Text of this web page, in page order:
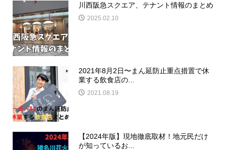
川西阪急スクエア、テナント情報のまとめ
2025.02.10
2021年8月2日〜まん延防止重点措置で休
業する飲食店の...
2021.08.19
【2024年版】現地徹底取材！地元民だけ
が知っているお...